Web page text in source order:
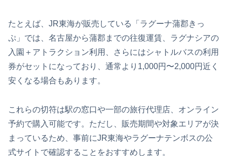
たとえば、JR東海が販売している「ラグーナ蒲郡きっ
ぷ」では、名古屋から蒲郡までの往復運賃、ラグナシアの
入園＋アトラクション利用、さらにはシャトルバスの利用
券がセットになっており、通常より1,000円〜2,000円近く
安くなる場合もあります。
これらの切符は駅の窓口や一部の旅行代理店、オンライン
予約で購入可能です。ただし、販売期間や対象エリアが決
まっているため、事前にJR東海やラグーナテンボスの公
式サイトで確認することをおすすめします。